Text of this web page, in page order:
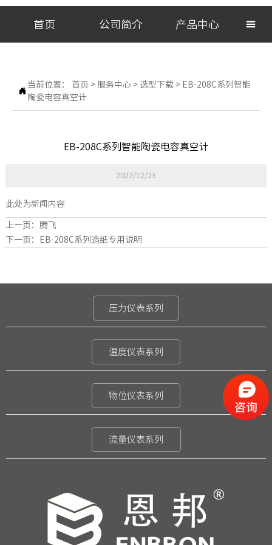
首页 公司简介 产品中心 

当前位置： 首页 > 服务中心> 选型下载> EB-208C系列智能
陶瓷电容真空计
EB-208C系列智能陶瓷电容真空计
2022/12/23
此处为新闻内容
上一页： 腾飞
下一页：
EB-208C系列造纸专用说明
压力仪表系列
温度仪表系列
物位仪表系列
流量仪表系列